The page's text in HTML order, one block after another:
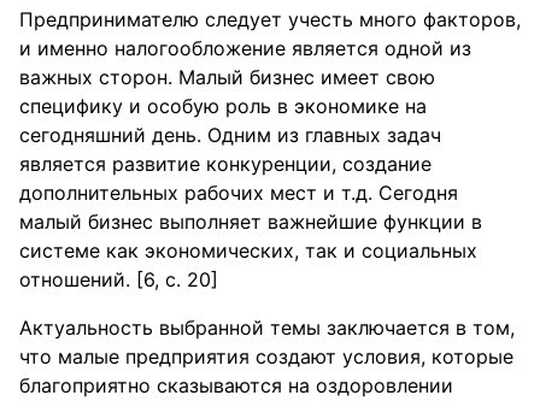
Предпринимателю следует учесть много факторов,
и именно налогообложение является одной из
важных сторон. Малый бизнес имеет свою
специфику и особую роль в экономике на
сегодняшний день. Одним из главных задач
является развитие конкуренции, создание
дополнительных рабочих мест и т.д. Сегодня
малый бизнес выполняет важнейшие функции в
системе как экономических, так и социальных
отношений. [6, с. 20]
Актуальность выбранной темы заключается в том,
что малые предприятия создают условия, которые
благоприятно сказываются на оздоровлении